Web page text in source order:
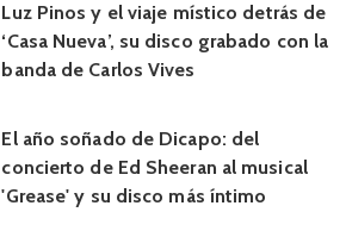
Luz Pinos y el viaje místico detrás de
‘Casa Nueva’, su disco grabado con la
banda de Carlos Vives
El año soñado de Dicapo: del
concierto de Ed Sheeran al musical
'Grease' y su disco más íntimo